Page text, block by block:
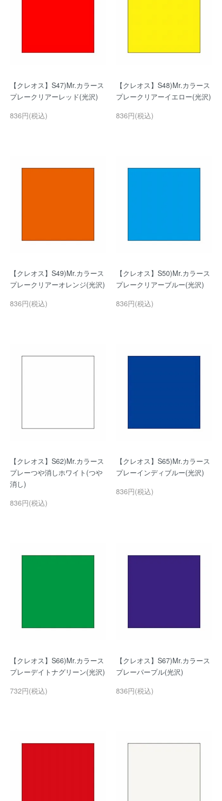
【クレオス】S47)Mr.カラース
プレークリアーレッド(光沢)
836円(税込)
【クレオス】S48)Mr.カラース
プレークリアーイエロー(光沢)
836円(税込)
【クレオス】S49)Mr.カラース
プレークリアーオレンジ(光沢)
836円(税込)
【クレオス】S50)Mr.カラース
プレークリアーブルー(光沢)
836円(税込)
【クレオス】S62)Mr.カラース
プレーつや消しホワイト(つや
消し)
836円(税込)
【クレオス】S65)Mr.カラース
プレーインディブルー(光沢)
836円(税込)
【クレオス】S66)Mr.カラース
プレーデイトナグリーン(光沢)
732円(税込)
【クレオス】S67)Mr.カラース
プレーパープル(光沢)
836円(税込)